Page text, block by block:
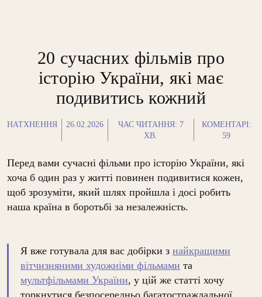
20 сучасних фільмів про
історію України, які має
подивитись кожний
НАТХНЕННЯ 26.02.2026 ЧАС ЧИТАННЯ: 7
ХВ.
КОМЕНТАРІ:
59
Перед вами сучасні фільми про історію України, які
хоча б один раз у житті повинен подивитися кожен,
щоб зрозуміти, який шлях пройшла і досі робить
наша країна в боротьбі за незалежність.
Я вже готувала для вас добірки з найкращими
вітчизняними художніми фільмами та
мультфільмами України, у цій же статті хочу